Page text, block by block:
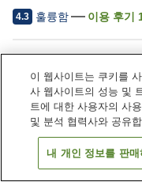
4.3 훌륭함 이용 후기
주차장
노천탕 (온천)
일본 가나가와 / 카
하코네 고라 온천 라라카
이 웹사이트는 쿠키를
사 웹사이트의 성능 및
트에 대한 사용자의 사
및 분석 협력사와 공유
내 개인 정보를 판매